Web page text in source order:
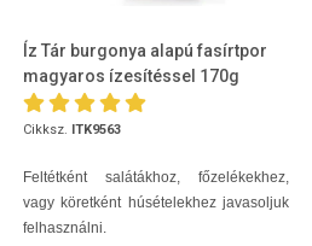
Íz Tár burgonya alapú fasírtpor
magyaros ízesítéssel 170g
Cikksz. ITK9563
Feltétként salátákhoz, főzelékekhez,
vagy köretként húsételekhez javasoljuk
felhasználni.